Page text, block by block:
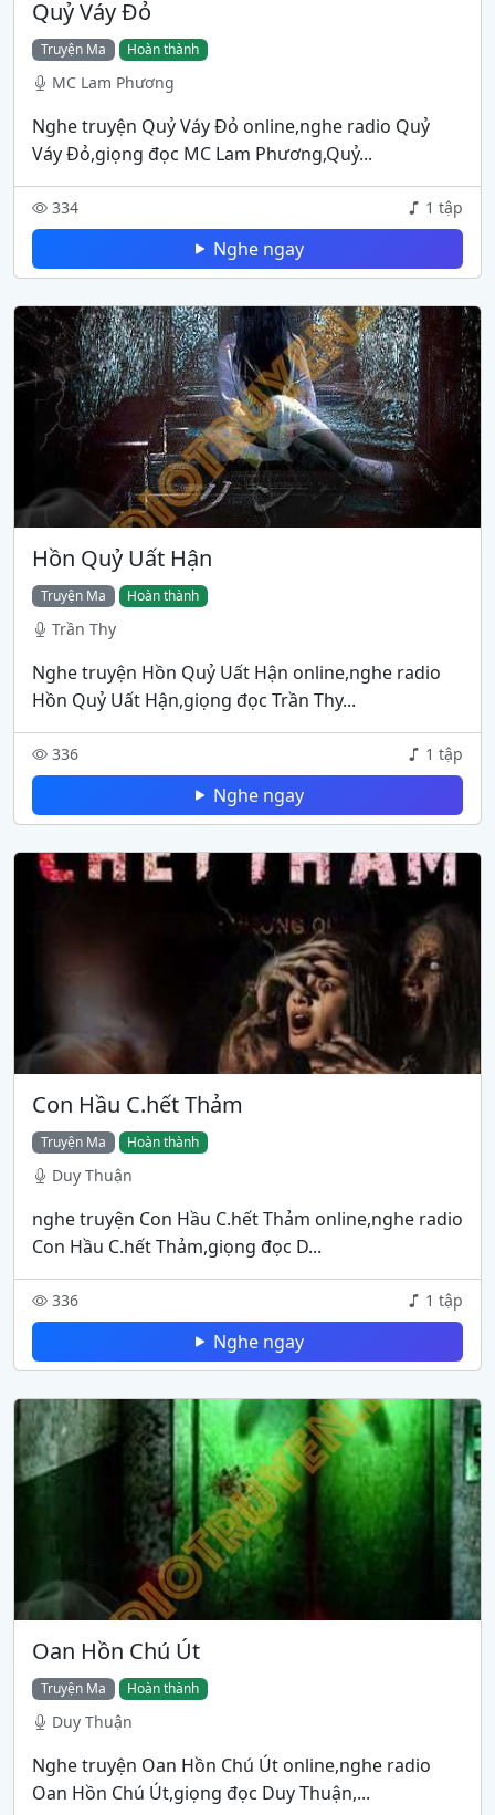
Quỷ Váy Đỏ
Truyện Ma Hoàn thành
MC Lam Phương
Nghe truyện Quỷ Váy Đỏ online,nghe radio Quỷ
Váy Đỏ,giọng đọc MC Lam Phương,Quỷ...
334 1 tập
Nghe ngay
Hồn Quỷ Uất Hận
Truyện Ma Hoàn thành
Trần Thy
Nghe truyện Hồn Quỷ Uất Hận online,nghe radio
Hồn Quỷ Uất Hận,giọng đọc Trần Thy...
336 1 tập
Nghe ngay
Con Hầu C.hết Thảm
Truyện Ma Hoàn thành
Duy Thuận
nghe truyện Con Hầu C.hết Thảm online,nghe radio
Con Hầu C.hết Thảm,giọng đọc D...
336 1 tập
Nghe ngay
Oan Hồn Chú Út
Truyện Ma Hoàn thành
Duy Thuận
Nghe truyện Oan Hồn Chú Út online,nghe radio
Oan Hồn Chú Út,giọng đọc Duy Thuận,...